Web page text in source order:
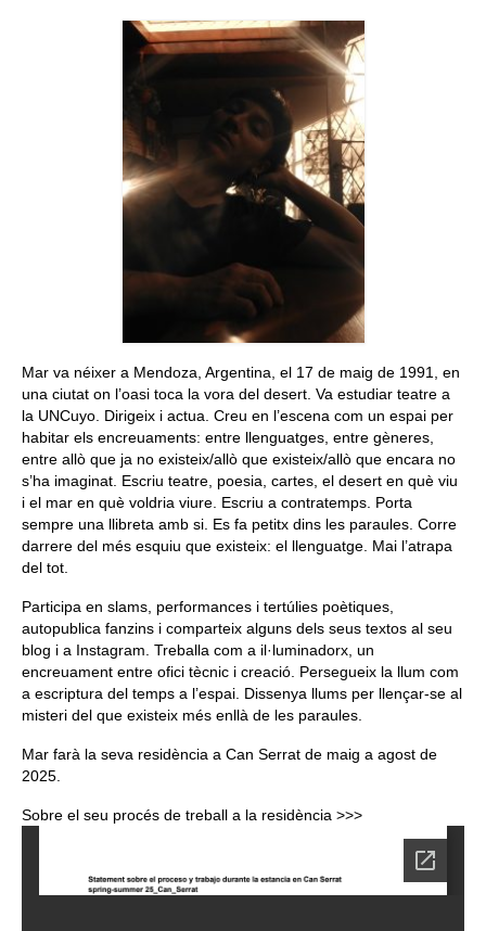
Queda’t amb nosaltres
Mar va néixer a Mendoza, Argentina, el 17 de maig de 1991, en
una ciutat on l’oasi toca la vora del desert. Va estudiar teatre a
la UNCuyo. Dirigeix i actua. Creu en l’escena com un espai per
habitar els encreuaments: entre llenguatges, entre gèneres,
entre allò que ja no existeix/allò que existeix/allò que encara no
s’ha imaginat. Escriu teatre, poesia, cartes, el desert en què viu
i el mar en què voldria viure. Escriu a contratemps. Porta
sempre una llibreta amb si. Es fa petitx dins les paraules. Corre
darrere del més esquiu que existeix: el llenguatge. Mai l’atrapa
del tot.
Participa en slams, performances i tertúlies poètiques,
autopublica fanzins i comparteix alguns dels seus textos al seu
blog i a Instagram. Treballa com a il·luminadorx, un
encreuament entre ofici tècnic i creació. Persegueix la llum com
a escriptura del temps a l’espai. Dissenya llums per llençar-se al
misteri del que existeix més enllà de les paraules.
Mar farà la seva residència a Can Serrat de maig a agost de
2025.
Sobre el seu procés de treball a la residència >>>